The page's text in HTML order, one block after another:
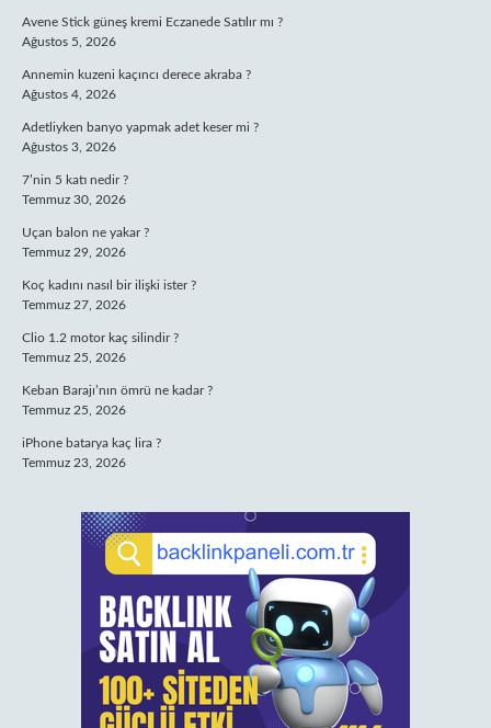
Avene Stick güneş kremi Eczanede Satılır mı ?
Ağustos 5, 2026
Annemin kuzeni kaçıncı derece akraba ?
Ağustos 4, 2026
Adetliyken banyo yapmak adet keser mi ?
Ağustos 3, 2026
7’nin 5 katı nedir ?
Temmuz 30, 2026
Uçan balon ne yakar ?
Temmuz 29, 2026
Koç kadını nasıl bir ilişki ister ?
Temmuz 27, 2026
Clio 1.2 motor kaç silindir ?
Temmuz 25, 2026
Keban Barajı’nın ömrü ne kadar ?
Temmuz 25, 2026
iPhone batarya kaç lira ?
Temmuz 23, 2026